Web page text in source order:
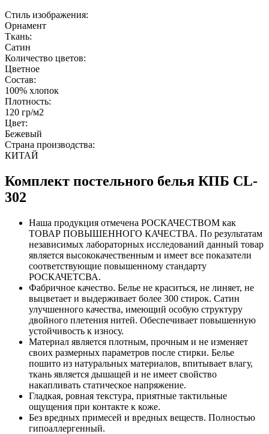
Стиль изображения:
Орнамент
Ткань:
Сатин
Количество цветов:
Цветное
Состав:
100% хлопок
Плотность:
120 гр/м2
Цвет:
Бежевый
Страна производства:
КИТАЙ
Комплект постельного белья КПБ CL-
302
Наша продукция отмечена РОСКАЧЕСТВОМ как
ТОВАР ПОВЫШЕННОГО КАЧЕСТВА. По результатам
независимых лабораторных исследований данный товар
является высококачественным и имеет все показатели
соответствующие повышенному стандарту
РОСКАЧЕТСВА.
Фабричное качество. Белье не краситься, не линяет, не
выцветает и выдерживает более 300 стирок. Сатин
улучшенного качества, имеющий особую структуру
двойного плетения нитей. Обеспечивает повышенную
устойчивость к износу.
Материал является плотным, прочным и не изменяет
своих размерных параметров после стирки. Белье
пошито из натуральных материалов, впитывает влагу,
ткань является дышащей и не имеет свойство
накапливать статическое напряжение.
Гладкая, ровная текстура, приятные тактильные
ощущения при контакте к коже.
Без вредных примесей и вредных веществ. Полностью
гипоаллергенный.